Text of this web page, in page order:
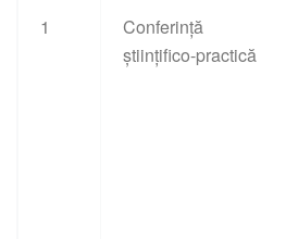
1
Conferință
științifico-practică